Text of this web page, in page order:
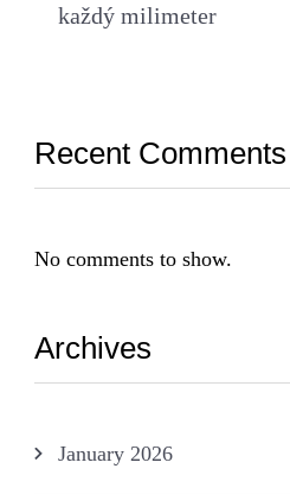
každý milimeter
Recent Comments
No comments to show.
Archives
January 2026